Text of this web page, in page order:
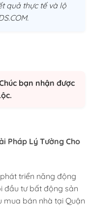
quả thực tế và lộ
bạn nhận được
Pháp Lý Tưởng Cho
triển năng động
đầu tư bất động sản
mua bán nhà tại Quận